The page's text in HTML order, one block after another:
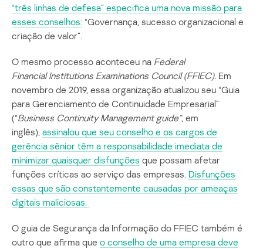
“três linhas de defesa” especifica uma nova missão para
esses conselhos: “Governança, sucesso organizacional e
criação de valor”.
O mesmo processo aconteceu na Federal
FinancialInstitutions Examinations Council(FFIEC). Em
novembro de 2019, essa organização atualizou seu “Guia
para Gerenciamento de Continuidade Empresarial”
(“Business ContinuityManagementguide“, em
inglês), assinalou que seu conselho e os cargos de
gerência sênior têm a responsabilidade imediata de
minimizar quaisquer disfunções que possam afetar
funções críticas ao serviço das empresas. Disfunções
essas que são constantemente causadas por ameaças
digitais maliciosas.
O guia de Segurança da Informação do FFIEC também é
outro que afirma que o conselho de uma empresa deve